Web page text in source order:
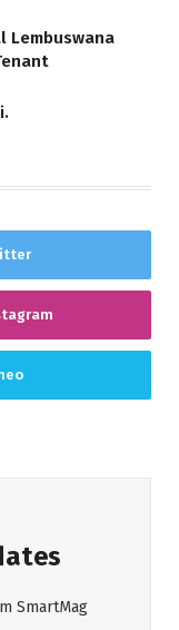
Lembuswana
SmartMag